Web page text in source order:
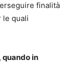
finalità
le quali
quando in